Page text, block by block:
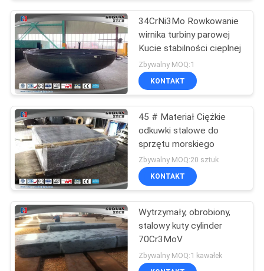
KONTROLA
JAKOŚCI
SITEMAP
PRIVACY
POLICY
Gear Blank Forging
17
Forged Steel
Flanges
34CrNi3Mo Rowkowanie
wirnika turbiny parowej
Kucie stabilności cieplnej
Zbywalny MOQ:1
KONTAKT
45 # Materiał Ciężkie
odkuwki stalowe do
sprzętu morskiego
Zbywalny MOQ:20 sztuk
KONTAKT
Wytrzymały, obrobiony,
stalowy kuty cylinder
70Cr3MoV
Zbywalny MOQ:1 kawałek